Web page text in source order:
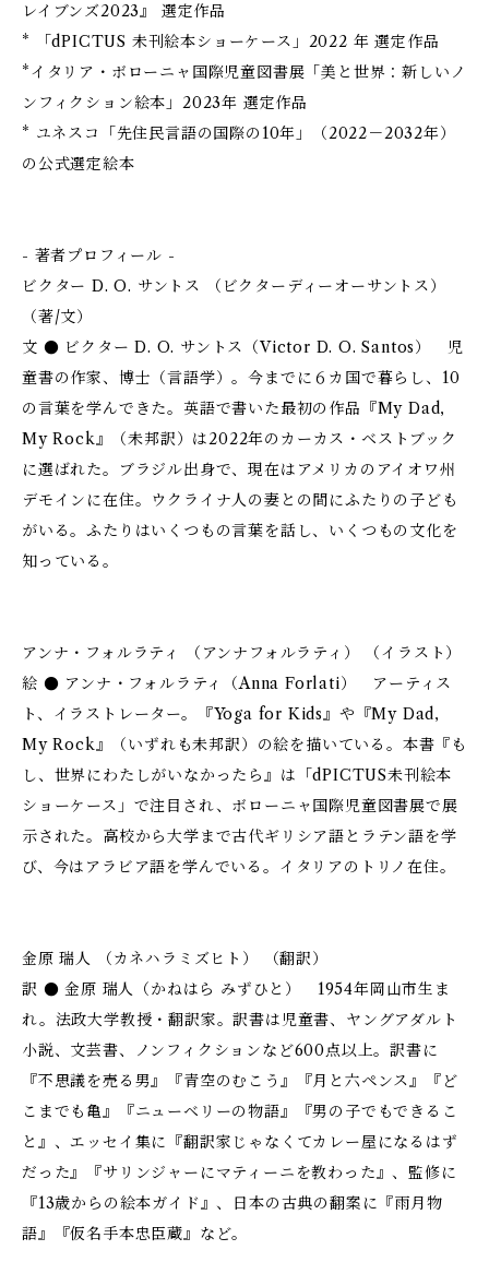
レイブンズ2023』 選定作品
* 「dPICTUS 未刊絵本ショーケース」2022 年 選定作品
*イタリア・ボローニャ国際児童図書展「美と世界：新しいノ
ンフィクション絵本」2023年 選定作品
* ユネスコ「先住民言語の国際の10年」（2022－2032年）
の公式選定絵本
- 著者プロフィール -
ビクター D. O. サントス （ビクターディーオーサントス）
（著/文）
文 ● ビクター D. O. サントス（Victor D. O. Santos） 児
童書の作家、博士（言語学）。今までに６カ国で暮らし、10
の言葉を学んできた。英語で書いた最初の作品『My Dad,
My Rock』（未邦訳）は2022年のカーカス・ベストブック
に選ばれた。ブラジル出身で、現在はアメリカのアイオワ州
デモインに在住。ウクライナ人の妻との間にふたりの子ども
がいる。ふたりはいくつもの言葉を話し、いくつもの文化を
知っている。
アンナ・フォルラティ （アンナフォルラティ） （イラスト）
絵 ● アンナ・フォルラティ（Anna Forlati） アーティス
ト、イラストレーター。『Yoga for Kids』や『My Dad,
My Rock』（いずれも未邦訳）の絵を描いている。本書『も
し、世界にわたしがいなかったら』は「dPICTUS未刊絵本
ショーケース」で注目され、ボローニャ国際児童図書展で展
示された。高校から大学まで古代ギリシア語とラテン語を学
び、今はアラビア語を学んでいる。イタリアのトリノ在住。
金原 瑞人 （カネハラミズヒト） （翻訳）
訳 ● 金原 瑞人（かねはら みずひと） 1954年岡山市生ま
れ。法政大学教授・翻訳家。訳書は児童書、ヤングアダルト
小説、文芸書、ノンフィクションなど600点以上。訳書に
『不思議を売る男』『青空のむこう』『月と六ペンス』『ど
こまでも亀』『ニューベリーの物語』『男の子でもできるこ
と』、エッセイ集に『翻訳家じゃなくてカレー屋になるはず
だった』『サリンジャーにマティーニを教わった』、監修に
『13歳からの絵本ガイド』、日本の古典の翻案に『雨月物
語』『仮名手本忠臣蔵』など。